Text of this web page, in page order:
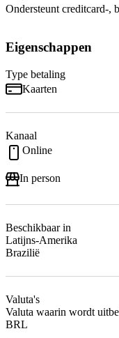
Ondersteunt creditcard-,
Eigenschappen
Type betaling
Kaarten
Kanaal
Online
In person
Beschikbaar in
Latijns-Amerika
Brazilië
Valuta's
Valuta waarin wordt
BRL